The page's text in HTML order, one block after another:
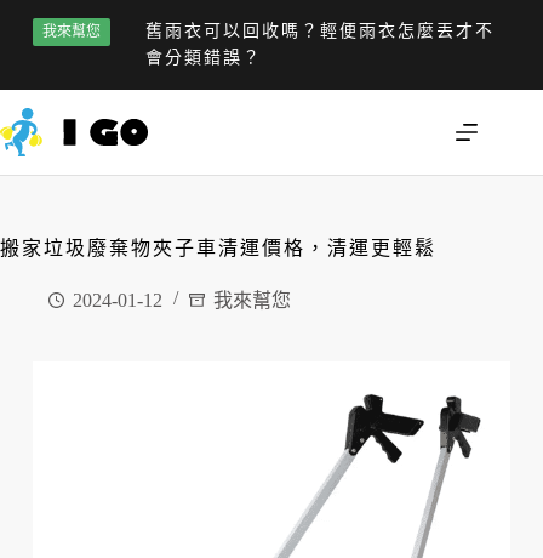
我來幫您
舊雨衣可以回收嗎？輕便雨衣怎麼丟才不
會分類錯誤？
搬家垃圾廢棄物夾子車清運價格，清運更輕鬆
2024-01-12 我來幫您